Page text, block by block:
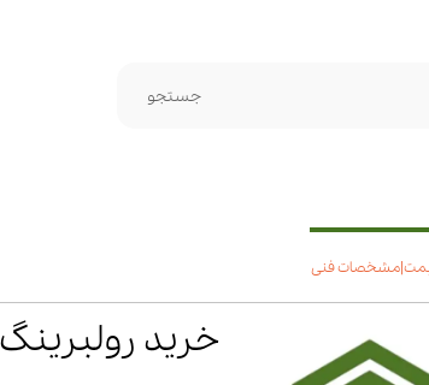
جستجو